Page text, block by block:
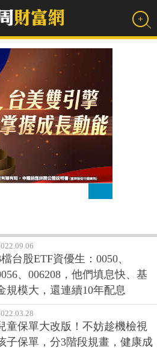
台股ETF資優生：0050、
、006208，他們填息快、基
規模大，還連續10年配息
童保單大改版！不妨趁機檢視
子保單，分3階段規畫，健康成